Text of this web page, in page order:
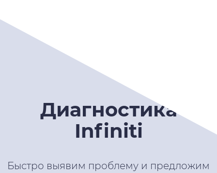
Диагностика
Infiniti
Быстро выявим проблему и предложим